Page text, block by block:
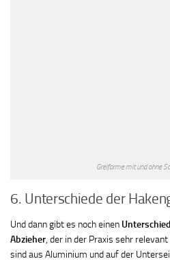
Greifarme mit und ohne
6. Unterschiede der
Und dann gibt es noch einen
Abzieher, der in der Praxis sehr
sind aus Aluminium und auf der